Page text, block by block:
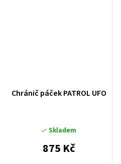
Chránič páček PATROL UFO
Skladem
875 Kč